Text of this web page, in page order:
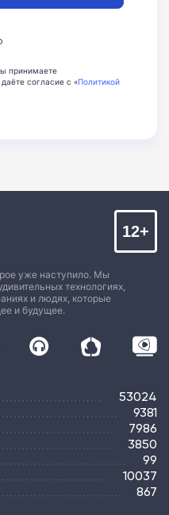
принимаете
согласие с «Политикой
уже наступило. Мы
технологиях,
и людях, которые
и будущее.
12+
53024
9381
7986
3850
99
10037
867